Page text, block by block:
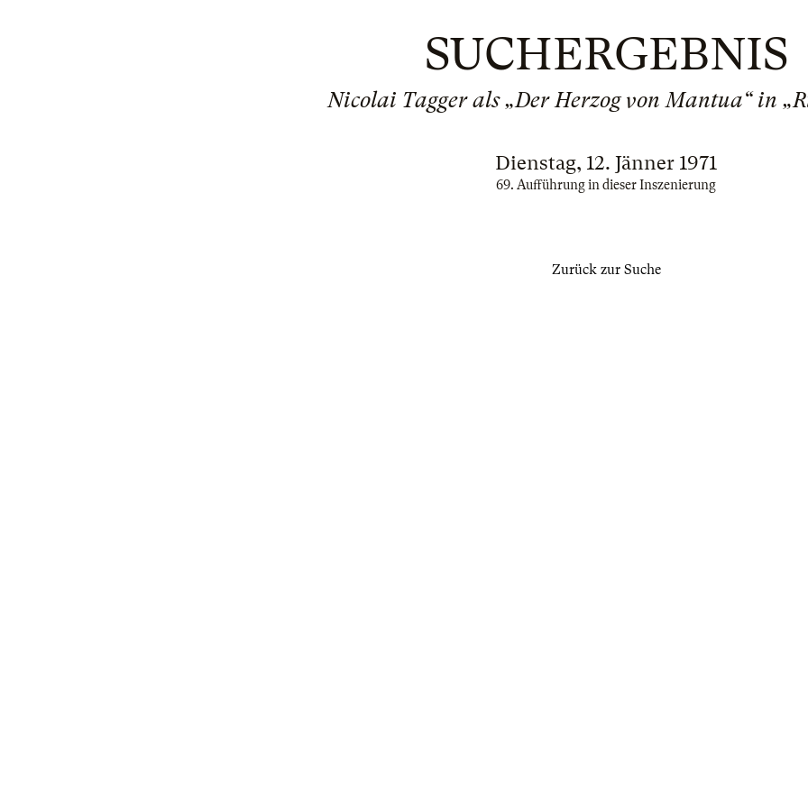
SUCHERGEBNIS
Nicolai Tagger als „Der Herzog von Mantua“ in
Dienstag, 12. Jänner 1971
69. Aufführung in dieser Inszenierung
Zurück zur Suche